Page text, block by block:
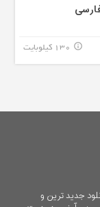
130 کیلوبایت info_outline
جدید ترین و